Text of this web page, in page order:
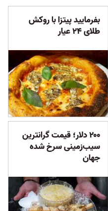
بفرمایید پیتزا با روکش
طلای ۲۴ عیار
۲۰۰ دلار؛ قیمت گرانترین
سیب‌زمینی سرخ شده
جهان